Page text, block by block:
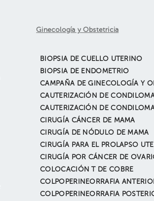
Ginecología y Obstetricia
BIOPSIA DE CUELLO UTERINO
BIOPSIA DE ENDOMETRIO
CAMPAÑA DE GINECOLOGÍA Y
CAUTERIZACIÓN DE
CIRUGÍA CÁNCER DE MAMA
CIRUGÍA DE NÓDULO DE MAMA
CIRUGÍA PARA EL PROLAPSO
CIRUGÍA POR CÁNCER DE
COLOCACIÓN T DE COBRE
COLPOPERINEORRAFIA
COLPOPERINEORRAFIA